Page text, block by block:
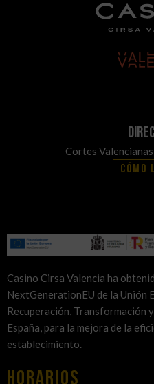
Cortes
Casino Cirsa Valencia ha
NextGenerationEU de la Unión
Recuperación, Transformación
España, para la mejora de la
establecimiento.
HORARIOS